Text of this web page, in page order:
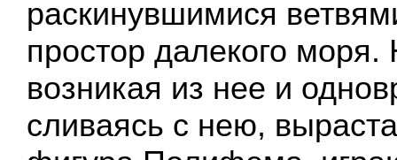
раскинувшимися
простор далекого
возникая из нее и
сливаясь с нею,